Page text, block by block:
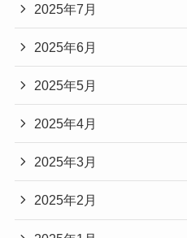
2025年7月
2025年6月
2025年5月
2025年4月
2025年3月
2025年2月